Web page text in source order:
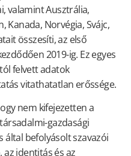
valamint Ausztrália,
Kanada, Norvégia, Svájc,
összesíti, az első
2019-ig. Ez egyes
felvett adatok
vitathatatlan erőssége.
nem kifejezetten a
gazdasági
által befolyásolt szavazói
identitás és az